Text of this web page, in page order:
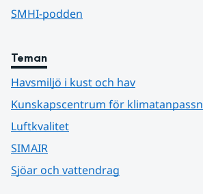
SMHI-podden
Teman
Havsmiljö i kust och hav
Kunskapscentrum för
Luftkvalitet
SIMAIR
Sjöar och vattendrag